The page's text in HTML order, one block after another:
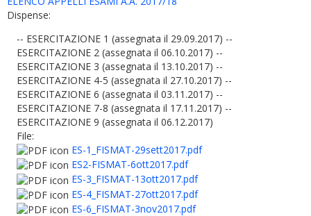
Dispense:
-- ESERCITAZIONE 1 (assegnata il 29.09.2017) --
ESERCITAZIONE 2 (assegnata il 06.10.2017) --
ESERCITAZIONE 3 (assegnata il 13.10.2017) --
ESERCITAZIONE 4-5 (assegnata il 27.10.2017) --
ESERCITAZIONE 6 (assegnata il 03.11.2017) --
ESERCITAZIONE 7-8 (assegnata il 17.11.2017) --
ESERCITAZIONE 9 (assegnata il 06.12.2017)
File:
ES-1_FISMAT-29sett2017.pdf
ES2-FISMAT-6ott2017.pdf
ES-3_FISMAT-13ott2017.pdf
ES-4_FISMAT-27ott2017.pdf
ES-6_FISMAT-3nov2017.pdf